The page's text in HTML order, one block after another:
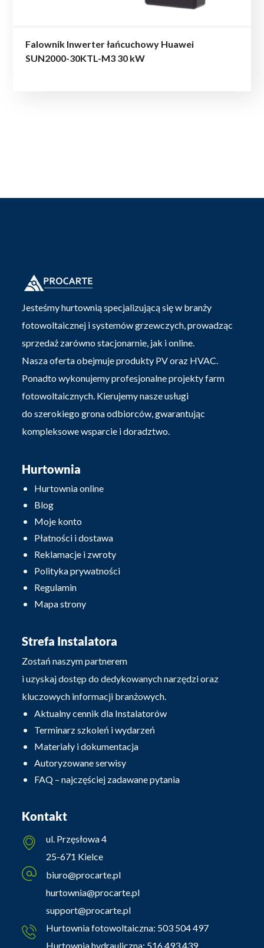
Falownik Inwerter łańcuchowy Huawei
SUN2000-30KTL-M3 30 kW
Jesteśmy hurtownią specjalizującą się w branży
fotowoltaicznej i systemów grzewczych, prowadząc
sprzedaż zarówno stacjonarnie, jak i online.
Nasza oferta obejmuje produkty PV oraz HVAC.
Ponadto wykonujemy profesjonalne projekty farm
fotowoltaicznych. Kierujemy nasze usługi
do szerokiego grona odbiorców, gwarantując
kompleksowe wsparcie i doradztwo.
Hurtownia
Hurtownia online
Blog
Moje konto
Płatności i dostawa
Reklamacje i zwroty
Polityka prywatności
Regulamin
Mapa strony
Strefa Instalatora
Zostań naszym partnerem
i uzyskaj dostęp do dedykowanych narzędzi oraz
kluczowych informacji branżowych.
Aktualny cennik dla Instalatorów
Terminarz szkoleń i wydarzeń
Materiały i dokumentacja
Autoryzowane serwisy
FAQ – najczęściej zadawane pytania
Kontakt
ul. Przęsłowa 4
25-671 Kielce
biuro@procarte.pl
hurtownia@procarte.pl
support@procarte.pl
Hurtownia fotowoltaiczna: 503 504 497
Hurtownia hydrauliczna: 516 493 439